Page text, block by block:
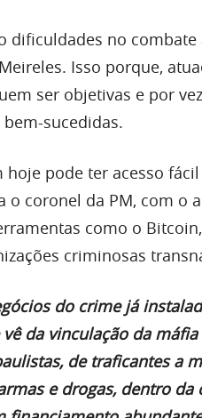
dificuldades no
Isso porque,
ser objetivas e por
sucedidas.
pode ter acesso
o coronel da PM, com o
como o
criminosas
do crime já
da vinculação da
de traficantes a
e drogas, dentro